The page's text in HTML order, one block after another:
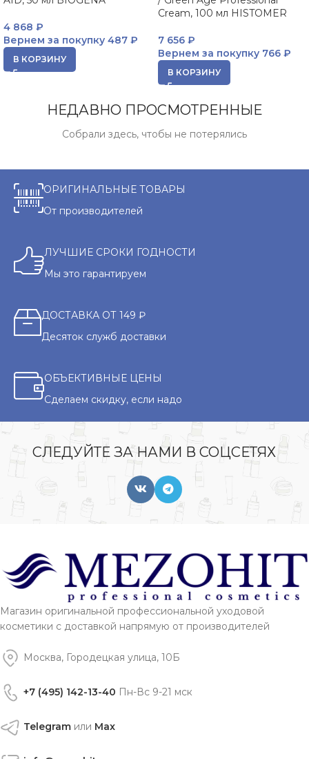
4 868 ₽
Вернем за покупку 487 ₽
В КОРЗИНУ
Cream, 100 мл HISTOMER
7 656 ₽
Вернем за покупку 766 ₽
В КОРЗИНУ
НЕДАВНО ПРОСМОТРЕННЫЕ
Собрали здесь, чтобы не потерялись
ОРИГИНАЛЬНЫЕ ТОВАРЫ
От производителей
ЛУЧШИЕ СРОКИ ГОДНОСТИ
Мы это гарантируем
ДОСТАВКА ОТ 149 ₽
Десяток служб доставки
ОБЪЕКТИВНЫЕ ЦЕНЫ
Сделаем скидку, если надо
СЛЕДУЙТЕ ЗА НАМИ В СОЦСЕТЯХ
Магазин оригинальной профессиональной уходовой
косметики с доставкой напрямую от производителей
Москва, Городецкая улица, 10Б
+7 (495) 142-13-40 Пн-Вс 9-21 мск
Telegram или Max